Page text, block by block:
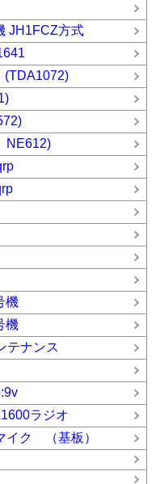
JH1FCZ方式
NE612)
機
機
テナンス
ラジオ
イク （基板）